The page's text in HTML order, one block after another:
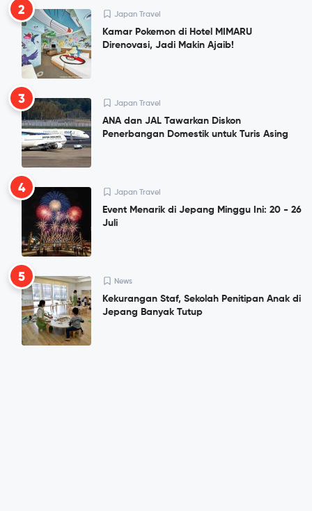
2 Japan Travel
Kamar Pokemon di Hotel MIMARU
Direnovasi, Jadi Makin Ajaib!
3 Japan Travel
ANA dan JAL Tawarkan Diskon
Penerbangan Domestik untuk Turis Asing
4 Japan Travel
Event Menarik di Jepang Minggu Ini: 20 - 26
Juli
5 News
Kekurangan Staf, Sekolah Penitipan Anak di
Jepang Banyak Tutup